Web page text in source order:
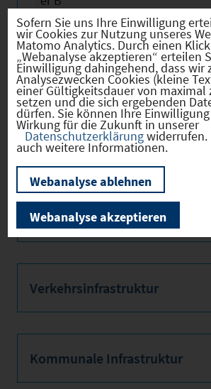
Firmenstandorte
Bevölkerung
Sozialvers. Beschäftigte
Verkehrsinfrastruktur
Kommunale Infrastruktur
Sofern Sie uns Ihre Einwilligung
wir Cookies zur Nutzung unseres
Matomo Analytics. Durch einen
„Webanalyse akzeptieren“ erteilen
Einwilligung dahingehend, dass wir
Analysezwecken Cookies (kleine
einer Gültigkeitsdauer von maximal
setzen und die sich ergebenden
dürfen. Sie können Ihre
Wirkung für die Zukunft in unserer
Datenschutzerklärungwiderrufen.
auch weitere Informationen.
Webanalyse ablehnen
Webanalyse akzeptieren